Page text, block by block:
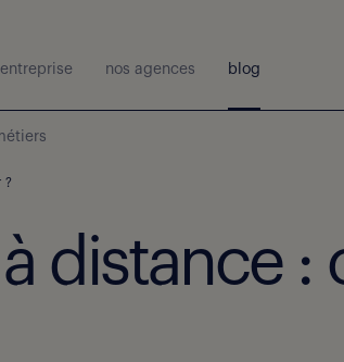
entreprise nos agences blog
?
distance :